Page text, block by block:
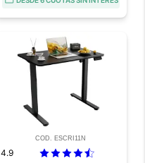
COD. ESCRI11N
4.9